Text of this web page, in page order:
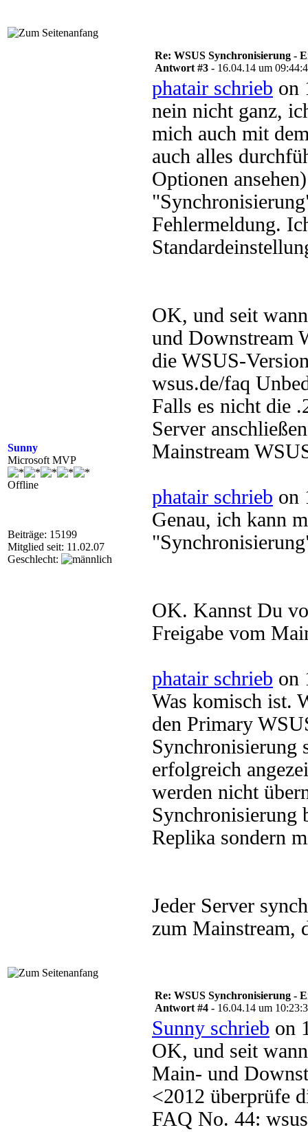
Sunny
Microsoft MVP
Offline
Beiträge: 15199
Mitglied seit: 11.02.07
Geschlecht:
Re: WSUS Synchronisierung -
Antwort #3 - 16.04.14 um
phatair schrieb on
nein nicht ganz,
mich auch mit
auch alles
Optionen
Fehlermeldung.
OK, und seit
und Downstream
die WSUS-
wsus.de/faq
Falls es nicht die
Server
Mainstream
phatair schrieb on
Genau, ich kann
OK. Kannst Du
Freigabe vom
phatair schrieb on
Was komisch ist.
den Primary
Synchronisierung
erfolgreich
werden nicht
Synchronisierung
Replika sondern
Jeder Server
zum Mainstream,
Re: WSUS Synchronisierung -
Antwort #4 - 16.04.14 um
Sunny schrieb on
OK, und seit
Main- und
<2012 überprüfe
FAQ No. 44: